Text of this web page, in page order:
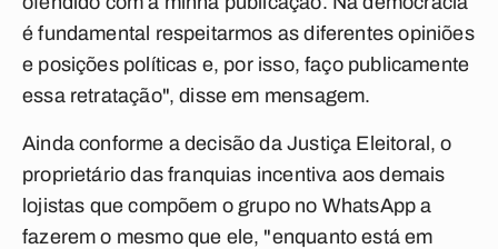
é fundamental respeitarmos as diferentes opiniões
e posições políticas e, por isso, faço publicamente
essa retratação", disse em mensagem.
Ainda conforme a decisão da Justiça Eleitoral, o
proprietário das franquias incentiva aos demais
lojistas que compõem o grupo no WhatsApp a
fazerem o mesmo que ele, "enquanto está em